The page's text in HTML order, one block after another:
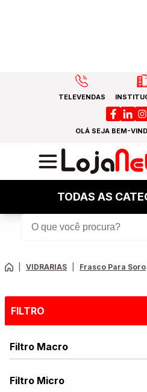
TELEVENDAS
OLÁ SEJA BEM-
TODAS AS
VIDRARIAS Frasco Para Soro
FILTRO
Filtro Macro
Filtro Micro